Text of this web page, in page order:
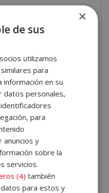
que permiten un
Además, se
inicial con información
, el
y otros aspectos
Generación + Máster
ofrece múltiples
El estudiante puede
vinculados a la
×
de sus
utilizamos
para
información en su
datos personales,
para
anuncios y
sobre la
servicios.
(4)también
para estos y